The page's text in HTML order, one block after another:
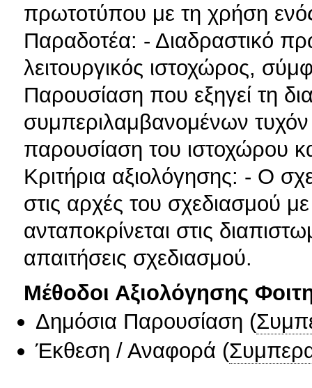
πρωτοτύπου με τη χρήση
Παραδοτέα: - Διαδραστικό
λειτουργικός ιστοχώρος,
Παρουσίαση που εξηγεί τη
συμπεριλαμβανομένων
παρουσίαση του ιστοχώρου
Κριτήρια αξιολόγησης: - Ο
στις αρχές του σχεδιασμού
ανταποκρίνεται στις
απαιτήσεις σχεδιασμού.
Μέθοδοι Αξιολόγησης
Δημόσια Παρουσίαση (
Έκθεση / Αναφορά (